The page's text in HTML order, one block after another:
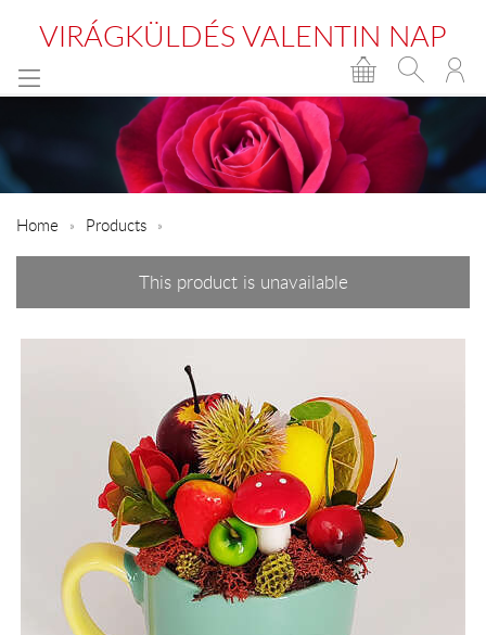
VIRÁGKÜLDÉS VALENTIN NAP
Home Products
This product is unavailable